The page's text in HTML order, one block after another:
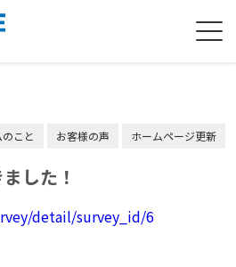
こと お客様の声 ホームページ更新
した！
detail/survey_id/6